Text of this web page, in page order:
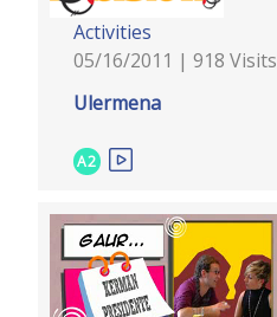
Activities
05/16/2011 | 918 Visits
Ulermena
A2